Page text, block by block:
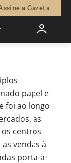
a Gazeta
843 0
papel e
foi ao longo
as
centros
vendas à
porta-a-